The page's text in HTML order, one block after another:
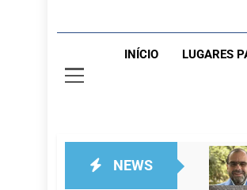
INÍCIO LUGARES
NEWS